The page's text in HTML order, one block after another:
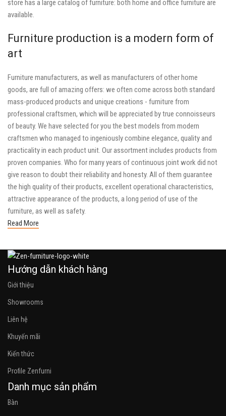
store has a large catalog of furniture: both home and office furniture are
available.
Furniture production is a modern form of
art
Furniture manufacturers, as well as manufacturers of other home
goods, are full of amazing offers: we often come across both standard
mass-produced products and unique creations - furniture from
professional craftsmen, which will be appreciated by true connoisseurs
of beauty. We have selected for you the best models from modern
craftsmen who managed to ingeniously combine elegance, quality and
practicality in each product unit. Our assortment includes products from
proven companies. Who for many years of continuous joint work did not
give reason to doubt their reliability and honesty. All of them guarantee
the high quality of their products, excellent operational characteristics,
attractive appearance of the products, a long period of use of the
furniture, as well as safety.
Read More
Hướng dẫn khách hàng
Giới thiệu
Showrooms
Liên hệ
Khuyến mãi
Kiến thức
Profile Zenfurni
Danh mục sản phẩm
Bàn